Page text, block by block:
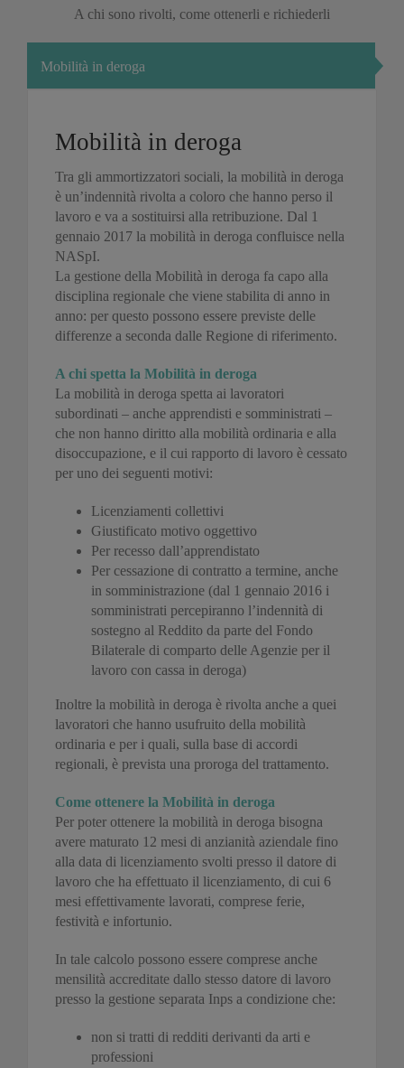
A chi sono rivolti, come ottenerli e richiederli
Mobilità in deroga
Mobilità in deroga
Tra gli ammortizzatori sociali, la mobilità in deroga
è un’indennità rivolta a coloro che hanno perso il
lavoro e va a sostituirsi alla retribuzione. Dal 1
gennaio 2017 la mobilità in deroga confluisce nella
NASpI.
La gestione della Mobilità in deroga fa capo alla
disciplina regionale che viene stabilita di anno in
anno: per questo possono essere previste delle
differenze a seconda dalle Regione di riferimento.
A chi spetta la Mobilità in deroga
La mobilità in deroga spetta ai lavoratori
subordinati – anche apprendisti e somministrati –
che non hanno diritto alla mobilità ordinaria e alla
disoccupazione, e il cui rapporto di lavoro è cessato
per uno dei seguenti motivi:
Licenziamenti collettivi
Giustificato motivo oggettivo
Per recesso dall’apprendistato
Per cessazione di contratto a termine, anche
in somministrazione (dal 1 gennaio 2016 i
somministrati percepiranno l’indennità di
sostegno al Reddito da parte del Fondo
Bilaterale di comparto delle Agenzie per il
lavoro con cassa in deroga)
Inoltre la mobilità in deroga è rivolta anche a quei
lavoratori che hanno usufruito della mobilità
ordinaria e per i quali, sulla base di accordi
regionali, è prevista una proroga del trattamento.
Come ottenere la Mobilità in deroga
Per poter ottenere la mobilità in deroga bisogna
avere maturato 12 mesi di anzianità aziendale fino
alla data di licenziamento svolti presso il datore di
lavoro che ha effettuato il licenziamento, di cui 6
mesi effettivamente lavorati, comprese ferie,
festività e infortunio.
In tale calcolo possono essere comprese anche
mensilità accreditate dallo stesso datore di lavoro
presso la gestione separata Inps a condizione che:
non si tratti di redditi derivanti da arti e
professioni